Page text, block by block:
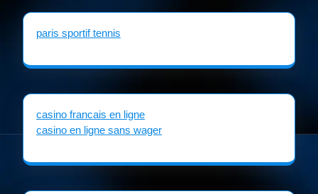
paris sportif tennis
casino francais en ligne
casino en ligne sans wager